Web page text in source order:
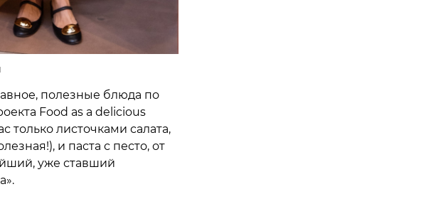
полезные блюда по
Food as a delicious
только листочками салата,
и паста с песто, от
уже ставший